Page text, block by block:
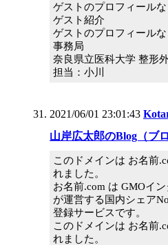
ゲストのプロフィール
ゲスト紹介
ゲストのプロフィール
事務局
奈良県立医科大学 整形
担当：小川
2021/06/01 23:01:43
山岸広太郎のBlog（ブロ
このドメインは お名前
れました。
お名前.com は GMOイ
が運営する国内シェア
登録サービスです。
このドメインは お名前
れました。